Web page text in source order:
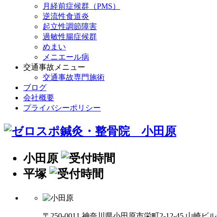
月経前症候群（PMS）
逆流性食道炎
起立性調節障害
過敏性腸症候群
めまい
メニエール病
交通事故メニュー
交通事故専門施術
ブログ
会社概要
プライバシーポリシー
小田原
平塚